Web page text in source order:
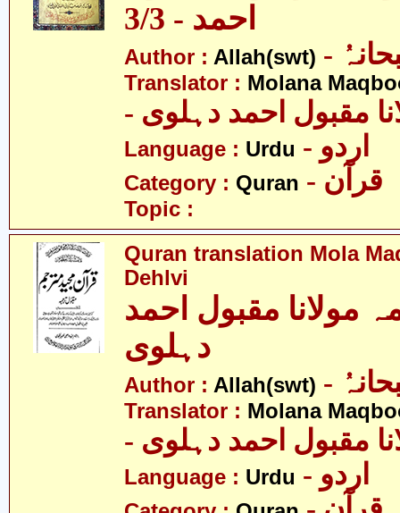
احمد - 3/3
Author : Allah(swt)
Translator : Molana
مقبول احمد دہلوی
Language : Urdu - اردو
Category : Quran - قرآن
Topic :
Quran translation Mola
Dehlvi
مولانا مقبول احمد
دہلوی
Author : Allah(swt)
Translator : Molana
مقبول احمد دہلوی
Language : Urdu - اردو